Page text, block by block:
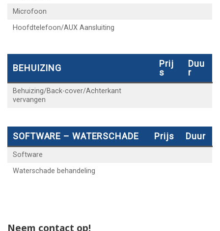
Microfoon
Hoofdtelefoon/AUX Aansluiting
BEHUIZING
Prij
S
Duu
R
Behuizing/Back-cover/Achterkant
vervangen
SOFTWARE – WATERSCHADE Prijs Duur
Software
Waterschade behandeling
Neem contact op!